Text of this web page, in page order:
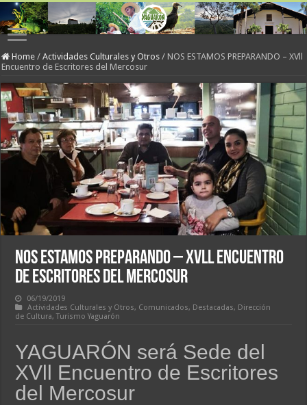
Home / Actividades Culturales y Otros / NOS ESTAMOS PREPARANDO – XVll
Encuentro de Escritores del Mercosur
NOS ESTAMOS PREPARANDO – XVll Encuentro
de Escritores del Mercosur
06/19/2019
Actividades Culturales y Otros, Comunicados, Destacadas, Dirección
de Cultura,Turismo Yaguarón
YAGUARÓN será Sede del
XVll Encuentro de Escritores
del Mercosur